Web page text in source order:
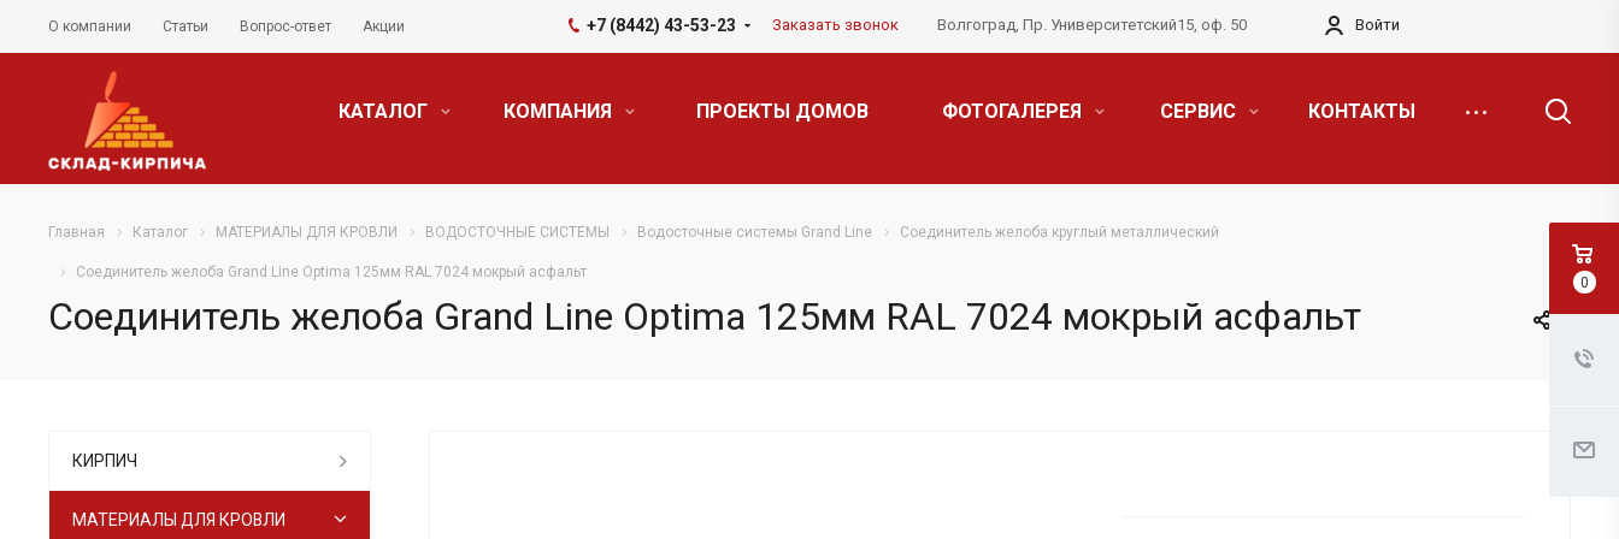
О компании Статьи Вопрос-ответ Акции +7 (8442) 43-53-23 Заказать звонок Волгоград, Пр. Университетский15, оф. 50 Войти
КАТАЛОГ КОМПАНИЯ ПРОЕКТЫ ДОМОВ ФОТОГАЛЕРЕЯ СЕРВИС КОНТАКТЫ
Главная Каталог МАТЕРИАЛЫ ДЛЯ КРОВЛИ ВОДОСТОЧНЫЕ СИСТЕМЫ Водосточные системы Grand Line Соединитель желоба круглый металлический
Соединитель желоба Grand Line Optima 125мм RAL 7024 мокрый асфальт
Соединитель желоба Grand Line Optima 125мм RAL 7024 мокрый асфальт
КИРПИЧ
МАТЕРИАЛЫ ДЛЯ КРОВЛИ
0